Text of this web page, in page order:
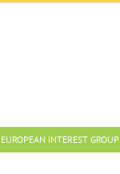
EUROPEAN INTEREST GROUP